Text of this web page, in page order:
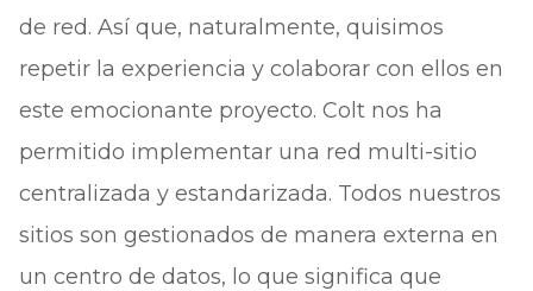
de red. Así que, naturalmente, quisimos
repetir la experiencia y colaborar con ellos en
este emocionante proyecto. Colt nos ha
permitido implementar una red multi-sitio
centralizada y estandarizada. Todos nuestros
sitios son gestionados de manera externa en
un centro de datos, lo que significa que